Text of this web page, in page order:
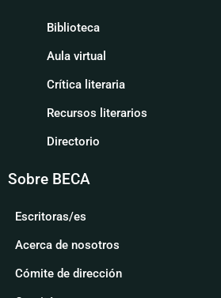
Biblioteca
Aula virtual
Crítica literaria
Recursos literarios
Directorio
Sobre BECA
Escritoras/es
Acerca de nosotros
Cómite de dirección